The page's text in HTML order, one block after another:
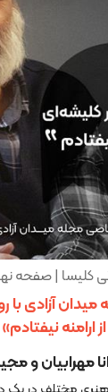
کلیسا | صفحه
آزادی با
ارامنه نیفتادم»
مهرابیان و